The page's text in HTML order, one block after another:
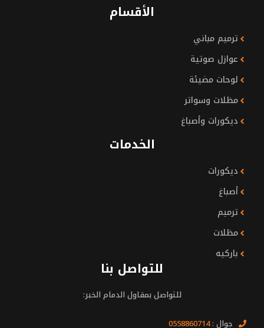
الأقسام
ترميم مباني
عوازل صوتية
لوحات مضيئة
مظلات وسواتر
ديكورات وأصباغ
الخدمات
ديكورات
أصباغ
ترميم
مظلات
باركيه
للتواصل بنا
للتواصل بمقاول الدمام الخبر:
جوال :0558860714